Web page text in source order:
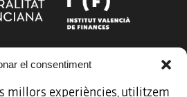
el consentiment
millors experiències, utilitzem